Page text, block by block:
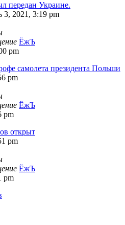
передан Украине.
2021, 3:19 pm
ЁжЪ
pm
самолета президента Польши
pm
ЁжЪ
pm
открыт
pm
ЁжЪ
pm